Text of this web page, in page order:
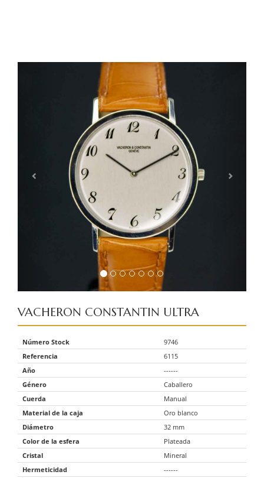
VACHERON CONSTANTIN ULTRA
Número Stock
9746
Referencia
6115
Año
------
Género
Caballero
Cuerda
Manual
Material de la caja
Oro blanco
Diámetro
32 mm
Color de la esfera
Plateada
Cristal
Mineral
Hermeticidad
------